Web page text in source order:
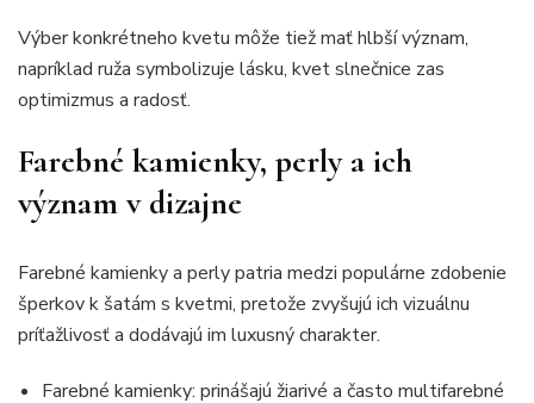
Výber konkrétneho kvetu môže tiež mať hlbší význam,
napríklad ruža symbolizuje lásku, kvet slnečnice zas
optimizmus a radosť.
Farebné kamienky, perly a ich
význam v dizajne
Farebné kamienky a perly patria medzi populárne zdobenie
šperkov k šatám s kvetmi, pretože zvyšujú ich vizuálnu
príťažlivosť a dodávajú im luxusný charakter.
Farebné kamienky: prinášajú žiarivé a často multifarebné